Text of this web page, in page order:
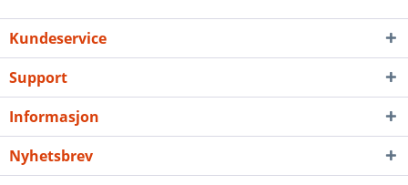
Kundeservice
Support
Informasjon
Nyhetsbrev